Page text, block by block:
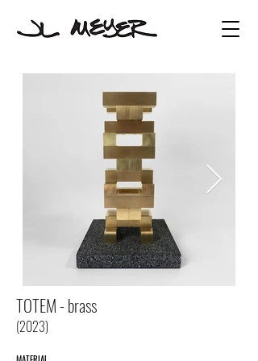
TOTEM - brass
(2023)